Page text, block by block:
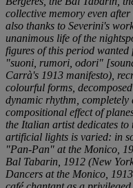
collective memory even
also thanks to Severini's
unanimous life of the
figures of this period
"suoni, rumori, odori"
Carrà's 1913 manifesto),
colourful forms,
dynamic rhythm, completely
compositional effect of
the Italian artist dedicates to
artificial lights is varied: in
"Pan-Pan" at the Monico ,
Bal Tabarin , 1912 (New
Dancers at the Monico ,